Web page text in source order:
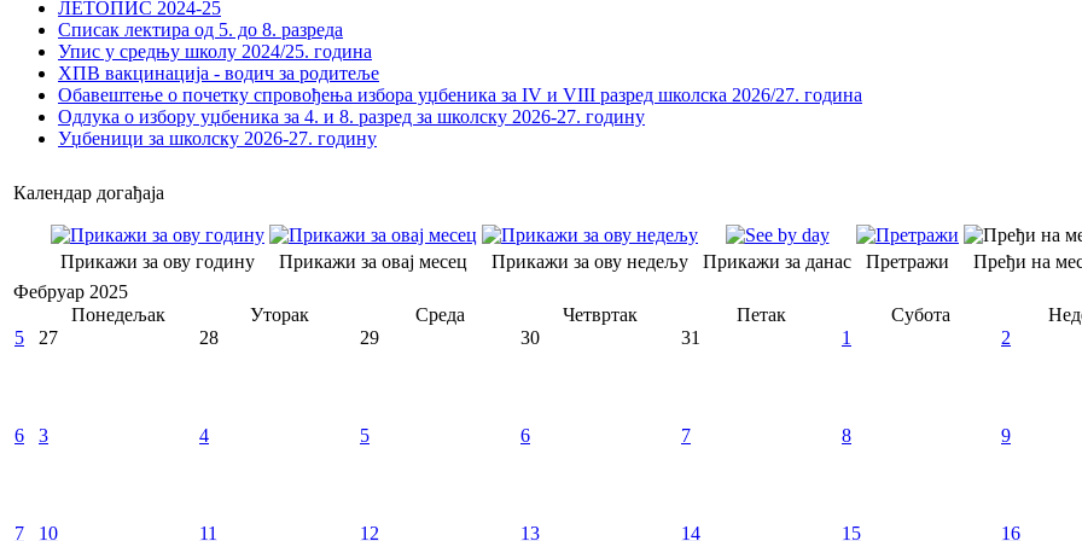
ЛЕТОПИС 2024-25
Списак лектира од 5. до 8. разреда
Упис у средњу школу 2024/25. година
ХПВ вакцинација - водич за родитеље
Обавештење о почетку спровођења избора уџбеника за IV и VIII разред школска 2026/27. година
Одлука о избору уџбеника за 4. и 8. разред за школску 2026-27. годину
Уџбеници за школску 2026-27. годину
Календар догађаја
Прикажи за ову годину Прикажи за овај месец Прикажи за ову недељу Прикажи за данас Претражи
Пређи на
Фебруар 2025
Понедељак
Уторак Среда Четвртак Петак Субота
5
27 28 29 30 31 1 2
6 3 4 5 6 7 8 9
7 10 11 12 13 14 15 16